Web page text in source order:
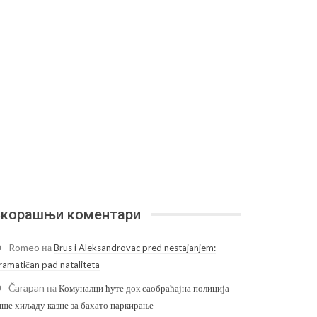
коментари
Romeo наBrus i Aleksandrovac pred nestajanjem:
pad nataliteta
Čarapan наКомуналци ћуте док саобраћајна полиција
хиљаду казне за бахато паркирање